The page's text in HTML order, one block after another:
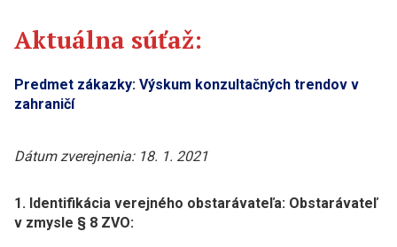
Aktuálna súťaž:
Predmet zákazky: Výskum konzultačných trendov v
zahraničí
Dátum zverejnenia: 18. 1. 2021
1. Identifikácia verejného obstarávateľa: Obstarávateľ
v zmysle § 8 ZVO: